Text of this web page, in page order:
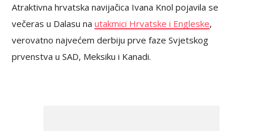
Atraktivna hrvatska navijačica Ivana Knol pojavila se
večeras u Dalasu na utakmici Hrvatske i Engleske,
verovatno najvećem derbiju prve faze Svjetskog
prvenstva u SAD, Meksiku i Kanadi.